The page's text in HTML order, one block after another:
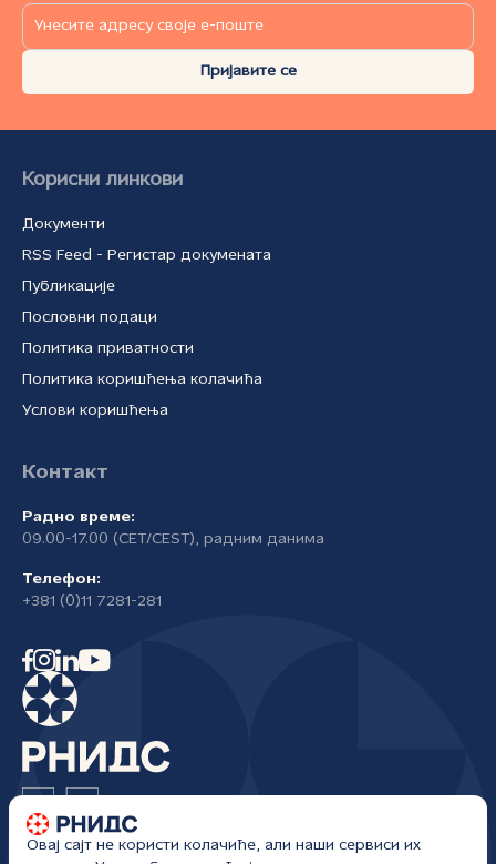
Пријавите се
Корисни линкови
Документи
RSS Feed - Регистар докумената
Публикације
Пословни подаци
Политика приватности
Политика коришћења колачића
Услови коришћења
Контакт
Радно време:
09.00-17.00 (CET/CEST), радним данима
Телефон:
+381 (0)11 7281-281
Регистар националног интернет домена Србије
Овај сајт не користи колачиће, али наши сервиси их